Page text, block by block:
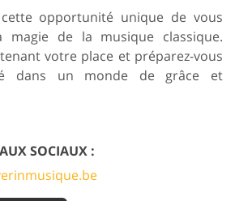
opportunité unique de vous
magie de la musique classique.
votre place et préparez-vous
dans un monde de grâce et
SOCIAUX :